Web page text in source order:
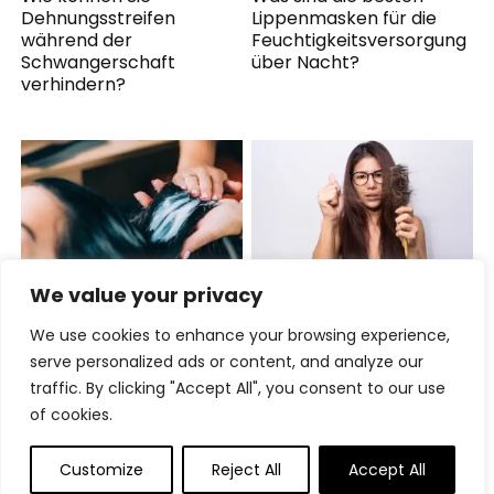
We value your privacy
We use cookies to enhance your browsing experience,
serve personalized ads or content, and analyze our
traffic. By clicking "Accept All", you consent to our use
of cookies.
Customize Reject All Accept All
Dehnungsstreifen
während der
Schwangerschaft
verhindern?
Lippenmasken für die
Feuchtigkeitsversorgung
über Nacht?
die Verwendung eines
Leave-In-Conditioners?
Haarpflegetipps für den
Herbst, um Ihr Haar
gesund zu halten?